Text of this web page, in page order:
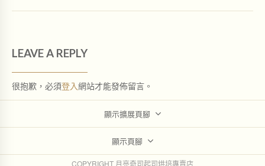
LEAVE A REPLY
很抱歉，必須登入網站才能發佈留言。
顯示擴展頁腳
顯示頁腳
COPYRIGHT 月亮奇司起司烘培專賣店